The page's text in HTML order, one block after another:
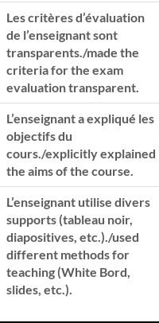
Les critères d’évaluation
de l’enseignant sont
transparents./made the
criteria for the exam
evaluation transparent.
L’enseignant a expliqué les
objectifs du
cours./explicitly explained
the aims of the course.
L’enseignant utilise divers
supports (tableau noir,
diapositives, etc.)./used
different methods for
teaching (White Bord,
slides, etc.).